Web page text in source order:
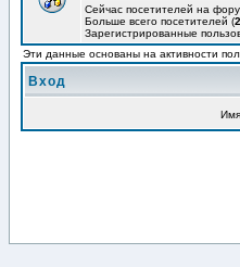
Сейчас посетителей на
Больше всего посетителей (
Зарегистрированные
Эти данные основаны на активности
Вход